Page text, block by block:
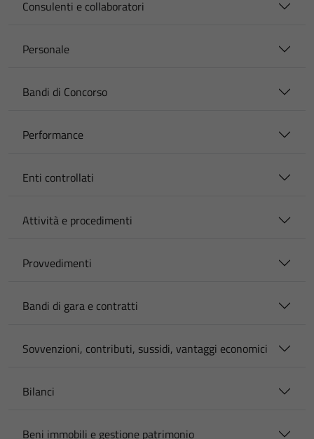
Consulenti e collaboratori
Personale
Bandi di Concorso
Performance
Enti controllati
Attività e procedimenti
Provvedimenti
Bandi di gara e contratti
Sovvenzioni, contributi, sussidi, vantaggi economici
Bilanci
Beni immobili e gestione patrimonio